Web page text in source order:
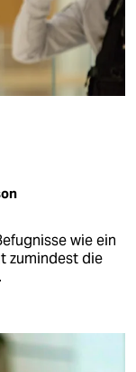
wie ein
zumindest die